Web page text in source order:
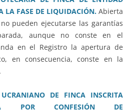
LA FASE DE LIQUIDACIÓN. Abierta
pueden ejecutarse las garantías
aunque no conste en el
en el Registro la apertura de
en consecuencia, conste en la
DE FINCA INSCRITA
POR CONFESIÓN DE